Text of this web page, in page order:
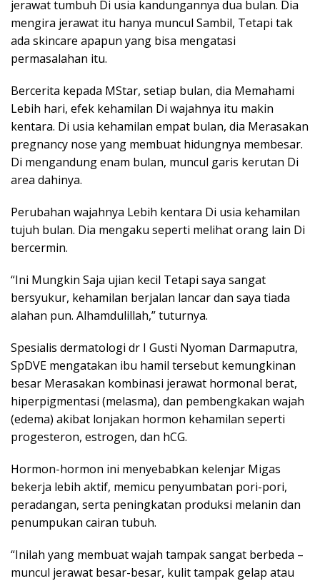
jerawat tumbuh Di usia kandungannya dua bulan. Dia
mengira jerawat itu hanya muncul Sambil, Tetapi tak
ada skincare apapun yang bisa mengatasi
permasalahan itu.
Bercerita kepada MStar, setiap bulan, dia Memahami
Lebih hari, efek kehamilan Di wajahnya itu makin
kentara. Di usia kehamilan empat bulan, dia Merasakan
pregnancy nose yang membuat hidungnya membesar.
Di mengandung enam bulan, muncul garis kerutan Di
area dahinya.
Perubahan wajahnya Lebih kentara Di usia kehamilan
tujuh bulan. Dia mengaku seperti melihat orang lain Di
bercermin.
“Ini Mungkin Saja ujian kecil Tetapi saya sangat
bersyukur, kehamilan berjalan lancar dan saya tiada
alahan pun. Alhamdulillah,” tuturnya.
Spesialis dermatologi dr I Gusti Nyoman Darmaputra,
SpDVE mengatakan ibu hamil tersebut kemungkinan
besar Merasakan kombinasi jerawat hormonal berat,
hiperpigmentasi (melasma), dan pembengkakan wajah
(edema) akibat lonjakan hormon kehamilan seperti
progesteron, estrogen, dan hCG.
Hormon-hormon ini menyebabkan kelenjar Migas
bekerja lebih aktif, memicu penyumbatan pori-pori,
peradangan, serta peningkatan produksi melanin dan
penumpukan cairan tubuh.
“Inilah yang membuat wajah tampak sangat berbeda –
muncul jerawat besar-besar, kulit tampak gelap atau